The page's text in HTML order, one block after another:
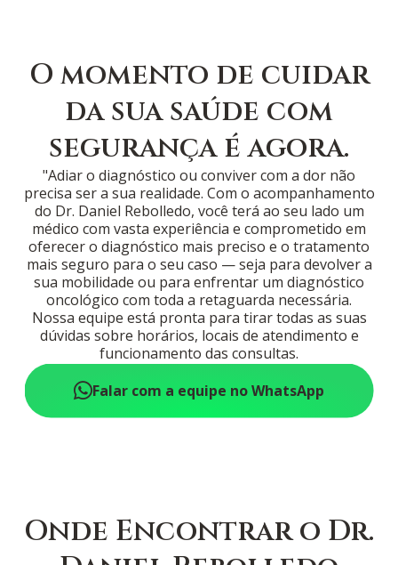
O momento de cuidar
da sua saúde com
segurança é agora.
"Adiar o diagnóstico ou conviver com a dor não
precisa ser a sua realidade. Com o acompanhamento
do Dr. Daniel Rebolledo, você terá ao seu lado um
médico com vasta experiência e comprometido em
oferecer o diagnóstico mais preciso e o tratamento
mais seguro para o seu caso — seja para devolver a
sua mobilidade ou para enfrentar um diagnóstico
oncológico com toda a retaguarda necessária.
Nossa equipe está pronta para tirar todas as suas
dúvidas sobre horários, locais de atendimento e
funcionamento das consultas.
Falar com a equipe no WhatsApp
Onde Encontrar o Dr.